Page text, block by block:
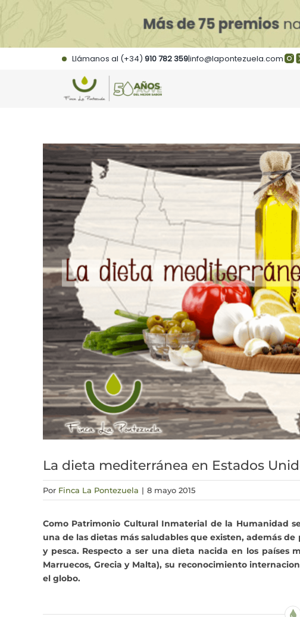
Saltar
Llámanos al (+34) 910 782 359|info@lapontezuela.com
La dieta mediterránea en Estados
Por Finca La Pontezuela | 8 mayo 2015
Como Patrimonio Cultural Inmaterial de la Humanidad
una de las dietas más saludables que existen, además
y pesca. Respecto a ser una dieta nacida en los países
Marruecos, Grecia y Malta), su reconocimiento
el globo.